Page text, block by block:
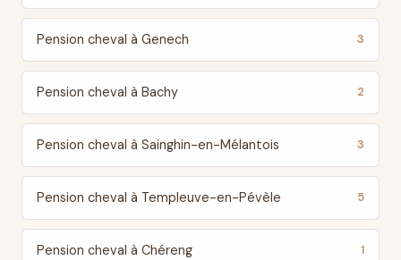
Pension cheval à Genech 3
Pension cheval à Bachy 2
Pension cheval à Sainghin-en-Mélantois 3
Pension cheval à Templeuve-en-Pévèle 5
Pension cheval à Chéreng 1